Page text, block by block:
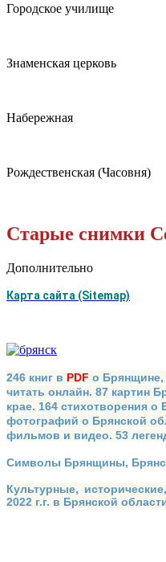
Городское училище
Знаменская церковь
Набережная
Рождественская (Часовня)
Старые снимки
Дополнительно
Карта сайта (Sitemap)
246 книг в PDF о Брянщине,
читать онлайн. 87 картин
крае. 164 стихотворения о
фотографий о Брянской
фильмов и видео. 53
Символы Брянщины,
Культурные,
2022 г.г. в Брянской